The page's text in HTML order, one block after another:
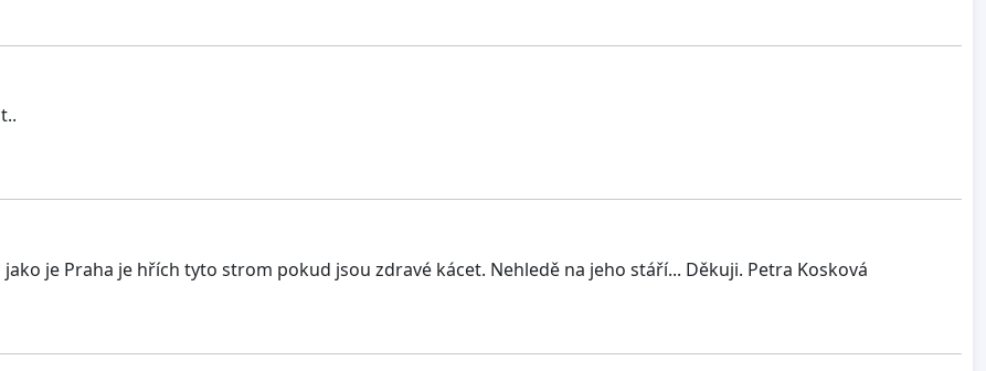
je Praha je hřích tyto strom pokud jsou zdravé kácet. Nehledě na jeho stáří... Děkuji. Petra Kosková